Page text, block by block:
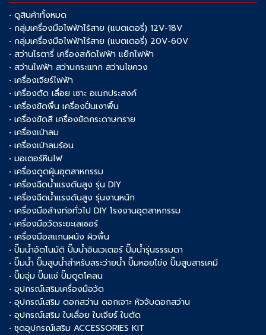
• ดูสินค้าทั้งหมด
• กลุ่มเครื่องมือไฟฟ้าไร้สาย (แบตเตอรี่) 12V-18V
• กลุ่มเครื่องมือไฟฟ้าไร้สาย (แบตเตอรี่) 20V-60V
• สว่านโรตารี่ เครื่องสกัดไฟฟ้า แย็กไฟฟ้า
• สว่านไฟฟ้า สว่านกระแทก สว่านไขควง
• เครื่องเจียร์ไฟฟ้า
• เครื่องตัด เลื่อย เซาะ อเนกประสงค์
• เครื่องขัดพื้น เครื่องปั่นเงาพื้น
• เครื่องขัดสี เครื่องขัดกระดาษทราย
• เครื่องเป่าลม
• เครื่องเป่าลมร้อน
• มอเตอร์หินไฟ
• เครื่องดูดฝุ่นอุตสาหกรรม
• เครื่องฉีดน้ำแรงดันสูง รุ่น DIY
• เครื่องฉีดน้ำแรงดันสูง รุ่นงานหนัก
• เครื่องมือล้างท่อทั่วไป DIY โรงงานอุตสาหกรรม
• เครื่องมือวัดระยะเลเซอร์
• เครื่องมือสแกนผนัง ผิวพื้น
• ปั๊มน้ำอัตโนมัติ ปั๊มน้ำอินเวเตอร์ ปั๊มน้ำรุ่นธรรมดา
• ปั๊มน้ำ ปั๊มสูบน้ำสำหรับสระว่ายน้ำ ปั๊มหอยโข่ง ปั๊มสูบสารเคมี
• ปั๊มจุ่ม ปั๊มแช่ ปั๊มดูดโคลน
• อุปกรณ์เสริมเครื่องมือวัด
• อุปกรณ์เสริม ดอกสว่าน ดอกเจาะ หัวจับดอกสว่าน
• อุปกรณ์เสริม ใบเลื่อย ใบเจียร์ ใบตัด
• ชุดอุปกรณ์เสริม ACCESSORIES KIT